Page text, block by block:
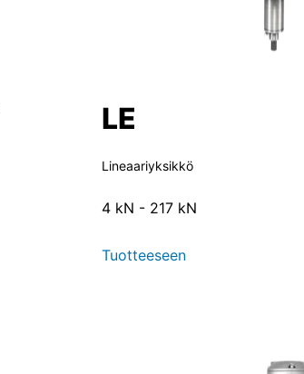
LE
Lineaariyksikkö
4 kN - 217 kN
Tuotteeseen